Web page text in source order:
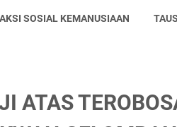
AKSI SOSIAL KEMANUSIAAN
ATAS